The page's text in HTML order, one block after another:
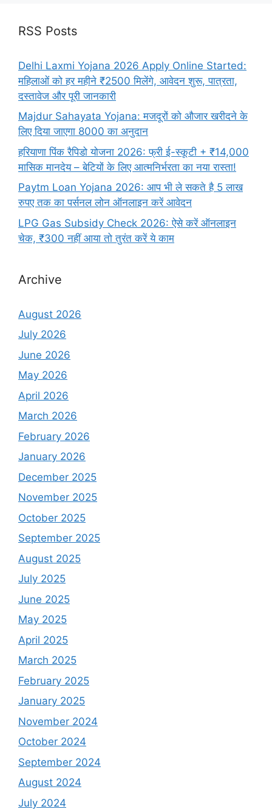
RSS Posts
Delhi Laxmi Yojana 2026 Apply Online Started:
महिलाओं को हर महीने ₹2500 मिलेंगे, आवेदन शुरू, पात्रता,
दस्तावेज और पूरी जानकारी
Majdur Sahayata Yojana: मजदूरों को औजार खरीदने के
लिए दिया जाएगा 8000 का अनुदान
हरियाणा पिंक रैपिडो योजना 2026: फ्री ई-स्कूटी + ₹14,000
मासिक मानदेय – बेटियों के लिए आत्मनिर्भरता का नया रास्ता!
Paytm Loan Yojana 2026: आप भी ले सकते है 5 लाख
रुपए तक का पर्सनल लोन ऑनलाइन करें आवेदन
LPG Gas Subsidy Check 2026: ऐसे करें ऑनलाइन
चेक, ₹300 नहीं आया तो तुरंत करें ये काम
Archive
August 2026
July 2026
June 2026
May 2026
April 2026
March 2026
February 2026
January 2026
December 2025
November 2025
October 2025
September 2025
August 2025
July 2025
June 2025
May 2025
April 2025
March 2025
February 2025
January 2025
November 2024
October 2024
September 2024
August 2024
July 2024